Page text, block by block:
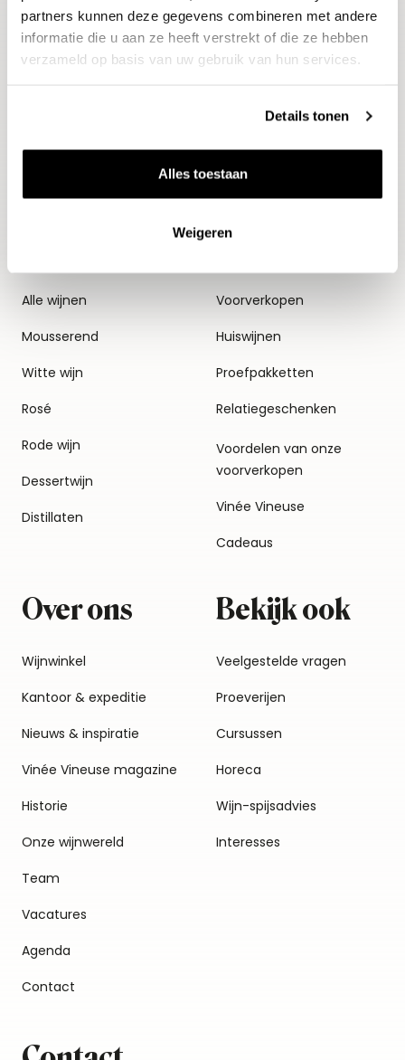
partners kunnen deze gegevens combineren met andere
informatie die u aan ze heeft verstrekt of die ze hebben
verzameld op basis van uw gebruik van hun services.
Details tonen
Alles toestaan
Weigeren
Aanmelden
Alle wijnen
Mousserend
Witte wijn
Rosé
Rode wijn
Dessertwijn
Distillaten
Thema's
Voorverkopen
Huiswijnen
Proefpakketten
Relatiegeschenken
Voordelen van onze
voorverkopen
Vinée Vineuse
Cadeaus
Over ons
Wijnwinkel
Kantoor & expeditie
Nieuws & inspiratie
Vinée Vineuse magazine
Historie
Onze wijnwereld
Team
Vacatures
Agenda
Contact
Bekijk ook
Veelgestelde vragen
Proeverijen
Cursussen
Horeca
Wijn-spijsadvies
Interesses